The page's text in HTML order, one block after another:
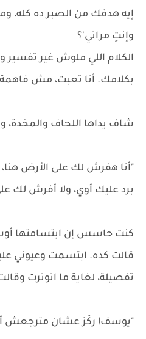
إيه هدفك من الصبر ده كله،
وإنتِ مراتي'؟
الكلام اللي ملوش غير تفسير
بكلامك. أنا تعبت، مش
شاف يداها اللحاف
"أنا هفرش لك على الأرض هنا،
برد عليك أوي، ولا أفرش لك
كنت حاسس إن ابتسامتها
قالت كده. ابتسمت وعيوني
تفصيلة، لغاية ما اتوترت
"يوسف! ركّز عشان مترجعش